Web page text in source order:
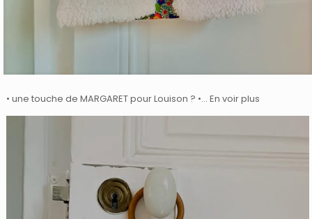
• une touche de MARGARET pour Louison ? •… En voir plus